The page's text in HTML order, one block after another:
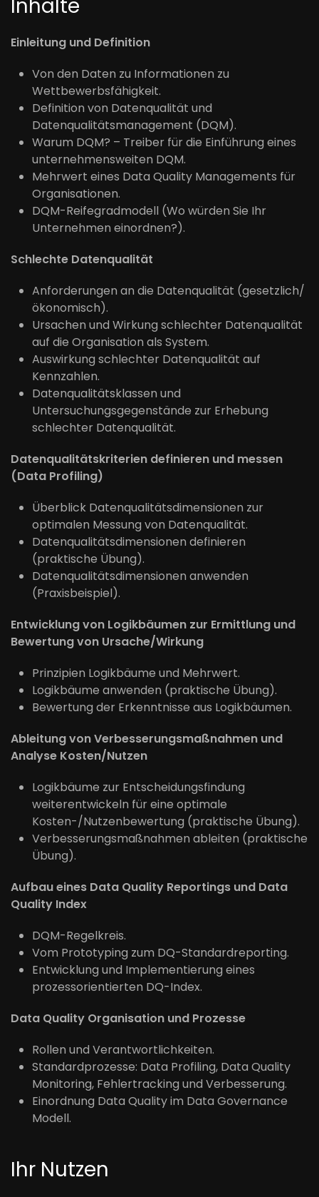
Inhalte
Einleitung und Definition
Von den Daten zu Informationen zu
Wettbewerbsfähigkeit.
Definition von Datenqualität und
Datenqualitätsmanagement (DQM).
Warum DQM? – Treiber für die Einführung eines
unternehmensweiten DQM.
Mehrwert eines Data Quality Managements für
Organisationen.
DQM-Reifegradmodell (Wo würden Sie Ihr
Unternehmen einordnen?).
Schlechte Datenqualität
Anforderungen an die Datenqualität (gesetzlich/
ökonomisch).
Ursachen und Wirkung schlechter Datenqualität
auf die Organisation als System.
Auswirkung schlechter Datenqualität auf
Kennzahlen.
Datenqualitätsklassen und
Untersuchungsgegenstände zur Erhebung
schlechter Datenqualität.
Datenqualitätskriterien definieren und messen
(Data Profiling)
Überblick Datenqualitätsdimensionen zur
optimalen Messung von Datenqualität.
Datenqualitätsdimensionen definieren
(praktische Übung).
Datenqualitätsdimensionen anwenden
(Praxisbeispiel).
Entwicklung von Logikbäumen zur Ermittlung und
Bewertung von Ursache/Wirkung
Prinzipien Logikbäume und Mehrwert.
Logikbäume anwenden (praktische Übung).
Bewertung der Erkenntnisse aus Logikbäumen.
Ableitung von Verbesserungsmaßnahmen und
Analyse Kosten/Nutzen
Logikbäume zur Entscheidungsfindung
weiterentwickeln für eine optimale
Kosten-/Nutzenbewertung (praktische Übung).
Verbesserungsmaßnahmen ableiten (praktische
Übung).
Aufbau eines Data Quality Reportings und Data
Quality Index
DQM-Regelkreis.
Vom Prototyping zum DQ-Standardreporting.
Entwicklung und Implementierung eines
prozessorientierten DQ-Index.
Data Quality Organisation und Prozesse
Rollen und Verantwortlichkeiten.
Standardprozesse: Data Profiling, Data Quality
Monitoring, Fehlertracking und Verbesserung.
Einordnung Data Quality im Data Governance
Modell.
Ihr Nutzen